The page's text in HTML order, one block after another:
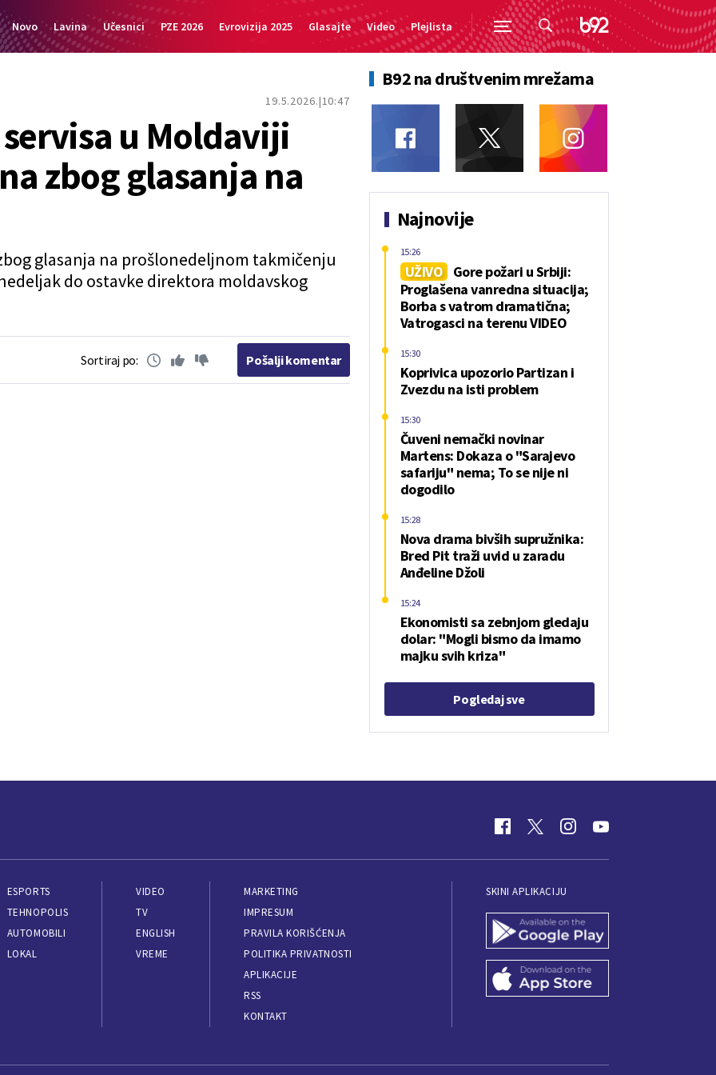
Novo Lavina Učesnici PZE 2026 Evrovizija 2025 Glasajte Video Plejlista
19.5.2026. 10:47
u Moldaviji
zbog glasanja na
glasanja na prošlonedeljnom takmičenju
do ostavke direktora moldavskog
Sortiraj po: Pošalji komentar
B92 na društvenim mrežama
Najnovije
UŽIVO
Gore požari u Srbiji:
Proglašena vanredna situacija;
Borba s vatrom dramatična;
Vatrogasci na terenu VIDEO
15:26
Koprivica upozorio Partizan i
Zvezdu na isti problem
15:30
Čuveni nemački novinar
Martens: Dokaza o "Sarajevo
safariju" nema; To se nije ni
dogodilo
15:30
Nova drama bivših supružnika:
Bred Pit traži uvid u zaradu
Anđeline Džoli
15:28
Ekonomisti sa zebnjom gledaju
dolar: "Mogli bismo da imamo
majku svih kriza"
15:24
Pogledaj sve
ESPORTS
TEHNOPOLIS
AUTOMOBILI
LOKAL
VIDEO
TV
ENGLISH
VREME
MARKETING
IMPRESUM
PRAVILA KORIŠĆENJA
POLITIKA PRIVATNOSTI
APLIKACIJE
RSS
KONTAKT
SKINI APLIKACIJU